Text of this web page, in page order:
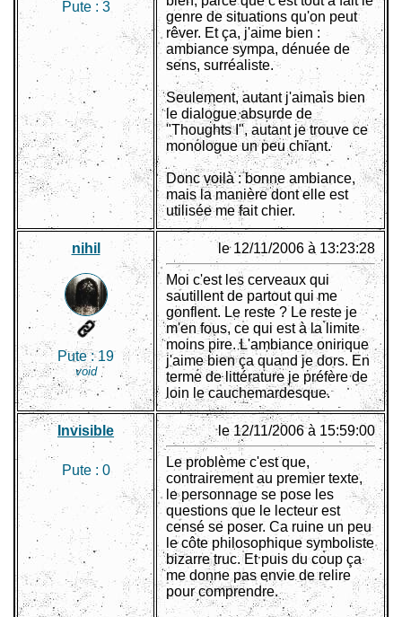
Pute : 3
genre de situations qu'on peut
rêver. Et ça, j'aime bien :
ambiance sympa, dénuée de
sens, surréaliste.
Seulement, autant j'aimais bien
le dialogue absurde de
"Thoughts I", autant je trouve ce
monologue un peu chiant.
Donc voilà : bonne ambiance,
mais la manière dont elle est
utilisée me fait chier.
nihil
Pute :19
void
le 12/11/2006 à 13:23:28
Moi c'est les cerveaux qui
sautillent de partout qui me
gonflent. Le reste ? Le reste je
m'en fous, ce qui est à la limite
moins pire. L'ambiance onirique
j'aime bien ça quand je dors. En
terme de littérature je préfère de
loin le cauchemardesque.
Invisible
Pute : 0
le 12/11/2006 à 15:59:00
Le problème c'est que,
contrairement au premier texte,
le personnage se pose les
questions que le lecteur est
censé se poser. Ca ruine un peu
le côte philosophique symboliste
bizarre truc. Et puis du coup ça
me donne pas envie de relire
pour comprendre.